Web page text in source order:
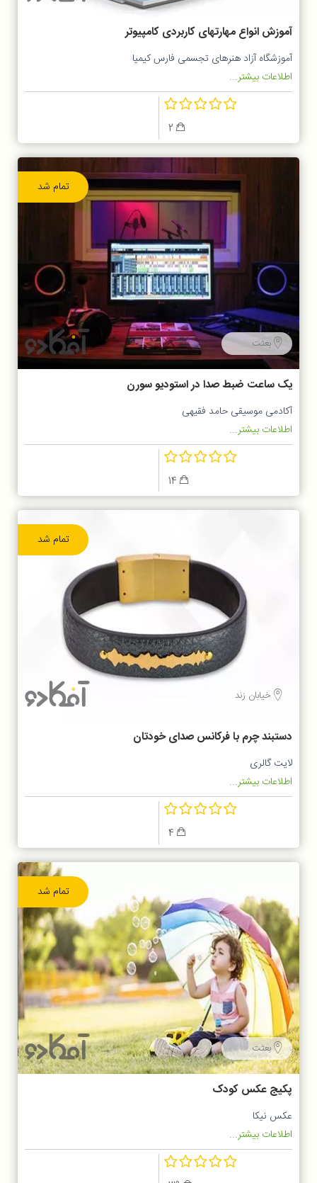
آموزش انواع مهارتهای کاربردی کامپیوتر
آموزشگاه آزاد هنرهای تجسمی فارس کیمیا
اطلاعات بیشتر...
تمام شد
بعثت
یک ساعت ضبط صدا در استودیو سورن
آکادمی موسیقی حامد فقیهی
اطلاعات بیشتر...
تمام شد
خیابان زند
دستبند چرم با فرکانس صدای خودتان
لایت گالری
اطلاعات بیشتر...
تمام شد
بعثت
پکیج عکس کودک
عکس نیکا
اطلاعات بیشتر...